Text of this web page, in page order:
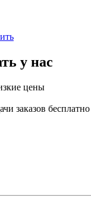
у нас
цены
заказов бесплатно